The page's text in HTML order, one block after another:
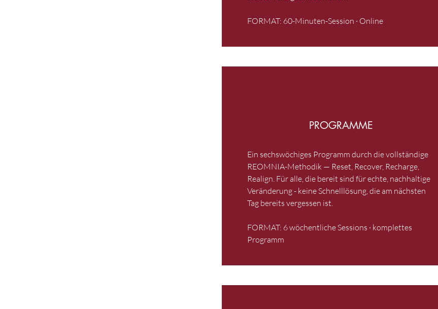
FORMAT: 60-Minuten-Session · Online
PROGRAMME
Ein sechswöchiges Programm durch die vollständige
REOMNIA-Methodik — Reset, Recover, Recharge,
Realign. Für alle, die bereit sind für echte, nachhaltige
Veränderung - keine Schnelllösung, die am nächsten
Tag bereits vergessen ist.
FORMAT: 6 wöchentliche Sessions · komplettes
Programm